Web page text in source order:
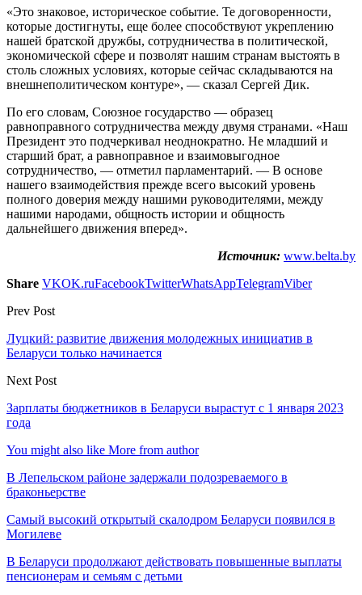
«Это знаковое, историческое событие. Те договоренности,
которые достигнуты, еще более способствуют укреплению
нашей братской дружбы, сотрудничества в политической,
экономической сфере и позволят нашим странам выстоять в
столь сложных условиях, которые сейчас складываются на
внешнеполитическом контуре», — сказал Сергей Дик.
По его словам, Союзное государство — образец
равноправного сотрудничества между двумя странами. «Наш
Президент это подчеркивал неоднократно. Не младший и
старший брат, а равноправное и взаимовыгодное
сотрудничество, — отметил парламентарий. — В основе
нашего взаимодействия прежде всего высокий уровень
полного доверия между нашими руководителями, между
нашими народами, общность истории и общность
дальнейшего движения вперед».
Источник: www.belta.by
Share VKOK.ruFacebookTwitterWhatsAppTelegramViber
Prev Post
Луцкий: развитие движения молодежных инициатив в
Беларуси только начинается
Next Post
Зарплаты бюджетников в Беларуси вырастут с 1 января 2023
года
You might also like More from author
В Лепельском районе задержали подозреваемого в
браконьерстве
Самый высокий открытый скалодром Беларуси появился в
Могилеве
В Беларуси продолжают действовать повышенные выплаты
пенсионерам и семьям с детьми